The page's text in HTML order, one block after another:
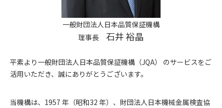
一般財団法人日本品質保証機構
理事長 石井 裕晶
平素より一般財団法人日本品質保証機構（JQA） のサービスをご
活用いただき、誠にありがとうございます。
当機構は、1957 年（昭和32 年）、財団法人日本機械金属検査協